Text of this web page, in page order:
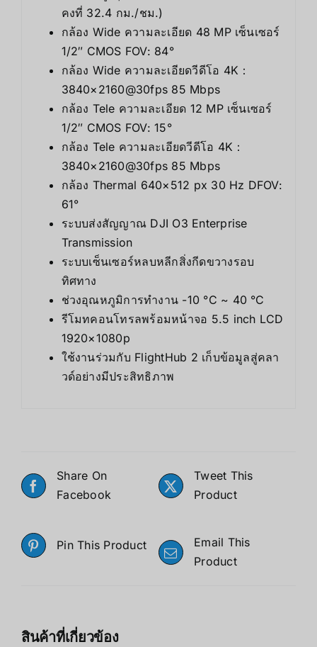
คงที่ 32.4 กม./ชม.)
กล้อง Wide ความละเอียด 48 MP เซ็นเซอร์
1/2″ CMOS FOV: 84°
กล้อง Wide ความละเอียดวีดีโอ 4K：
3840×2160@30fps 85 Mbps
กล้อง Tele ความละเอียด 12 MP เซ็นเซอร์
1/2″ CMOS FOV: 15°
กล้อง Tele ความละเอียดวีดีโอ 4K：
3840×2160@30fps 85 Mbps
กล้อง Thermal 640×512 px 30 Hz DFOV:
61°
ระบบส่งสัญญาณ DJI O3 Enterprise
Transmission
ระบบเซ็นเซอร์หลบหลีกสิ่งกีดขวางรอบ
ทิศทาง
ช่วงอุณหภูมิการทำงาน -10 °C ~ 40 °C
รีโมทคอนโทรลพร้อมหน้าจอ 5.5 inch LCD
1920×1080p
ใช้งานร่วมกับ FlightHub 2 เก็บข้อมูลสู่คลา
วด์อย่างมีประสิทธิภาพ
Share On
Facebook
Tweet This
Product
Pin This Product
Email This
Product
สินค้าที่เกี่ยวข้อง